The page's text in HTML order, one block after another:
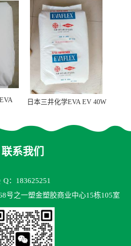
日本三井化学EVA EV 40W
联系我们
Q：183625251
号之一塑金塑胶商业中心15栋105室